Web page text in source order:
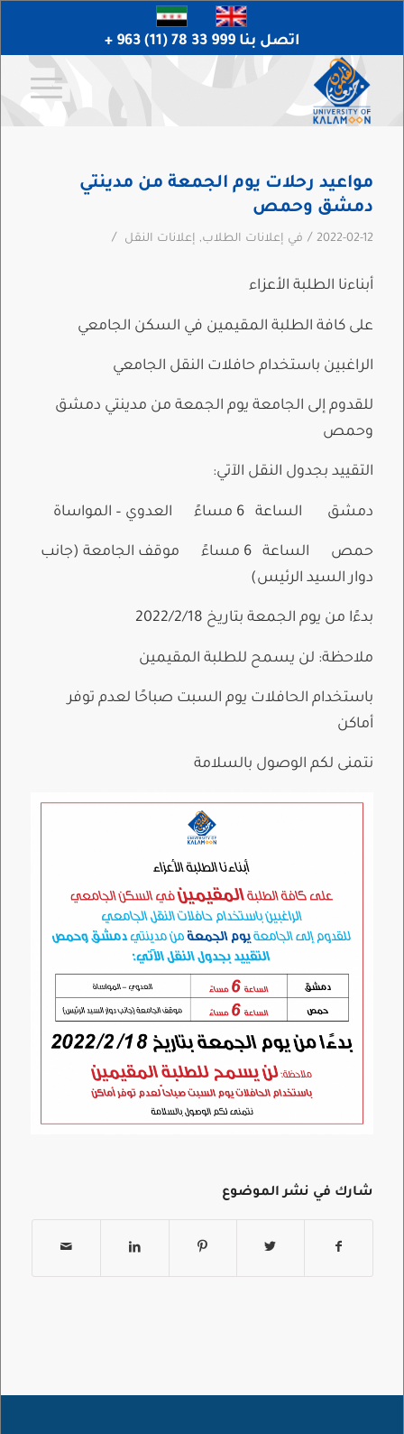
اتصل بنا 999 33 78 (11) 963 +
مواعيد رحلات يوم الجمعة من مدينتي
دمشق وحمص
2022-02-12
/ في إعلانات الطلاب, إعلانات النقل /
أبناءنا الطلبة الأعزاء
على كافة الطلبة المقيمين في السكن الجامعي
الراغبين باستخدام حافلات النقل الجامعي
للقدوم إلى الجامعة يوم الجمعة من مدينتي دمشق
وحمص
التقييد بجدول النقل الآتي:
دمشق الساعة 6 مساءً العدوي – المواساة
حمص الساعة 6 مساءً موقف الجامعة (جانب
دوار السيد الرئيس)
بدءًا من يوم الجمعة بتاريخ 2022/2/18
ملاحظة: لن يسمح للطلبة المقيمين
باستخدام الحافلات يوم السبت صباحًا لعدم توفر
أماكن
نتمنى لكم الوصول بالسلامة
شارك في نشر الموضوع